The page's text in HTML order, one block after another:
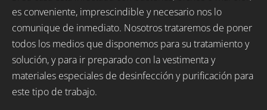
es conveniente, imprescindible y necesario nos lo
comunique de inmediato. Nosotros trataremos de poner
todos los medios que disponemos para su tratamiento y
solución, y para ir preparado con la vestimenta y
materiales especiales de desinfección y purificación para
este tipo de trabajo.